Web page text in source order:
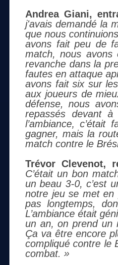
Andrea Giani,
j'avais demandé la
que nous
avons fait peu de
match, nous
revanche dans la
fautes en attaque
avons fait six sur
aux joueurs de
défense, nous
repassés devant
l’ambiance, c’était
gagner, mais la
match contre le
Trévor Clevenot,
C’était un bon
un beau 3-0, c’est
notre jeu se met en
pas longtemps,
L’ambiance était
un an, on prend un
Ça va être encore
compliqué contre le
combat. »